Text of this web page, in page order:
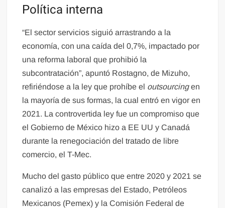
Política interna
“El sector servicios siguió arrastrando a la
economía, con una caída del 0,7%, impactado por
una reforma laboral que prohibió la
subcontratación”, apuntó Rostagno, de Mizuho,
refiriéndose a la ley que prohíbe el outsourcing en
la mayoría de sus formas, la cual entró en vigor en
2021. La controvertida ley fue un compromiso que
el Gobierno de México hizo a EE UU y Canadá
durante la renegociación del tratado de libre
comercio, el T-Mec.
Mucho del gasto público que entre 2020 y 2021 se
canalizó a las empresas del Estado, Petróleos
Mexicanos (Pemex) y la Comisión Federal de